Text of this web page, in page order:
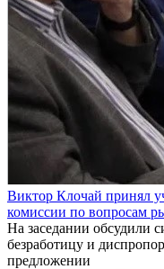
Виктор Клочай принял
комиссии по вопросам
На заседании обсудили
безработицу и
предложении